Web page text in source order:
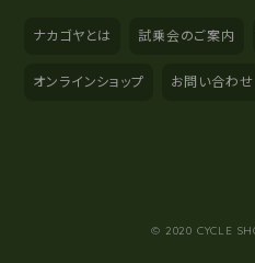
ナカゴヤとは 試乗会のご案内
オンラインショップ お問い合わせ
© 2020 CYCLE